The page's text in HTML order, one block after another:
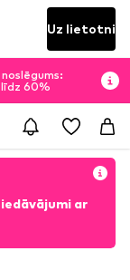
Uz lietotni
60%
ar